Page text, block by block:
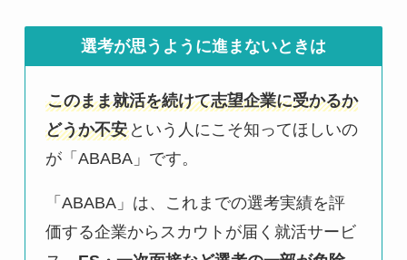
選考が思うように進まないときは
このまま就活を続けて志望企業に受かるか
どうか不安 という人にこそ知ってほしいの
が「ABABA」です。
「ABABA」は、これまでの選考実績を評
価する企業からスカウトが届く就活サービ